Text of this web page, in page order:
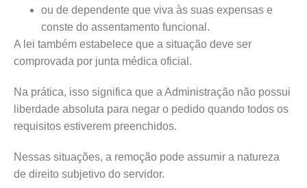
ou de dependente que viva às suas expensas e
conste do assentamento funcional.
A lei também estabelece que a situação deve ser
comprovada por junta médica oficial.
Na prática, isso significa que a Administração não possui
liberdade absoluta para negar o pedido quando todos os
requisitos estiverem preenchidos.
Nessas situações, a remoção pode assumir a natureza
de direito subjetivo do servidor.